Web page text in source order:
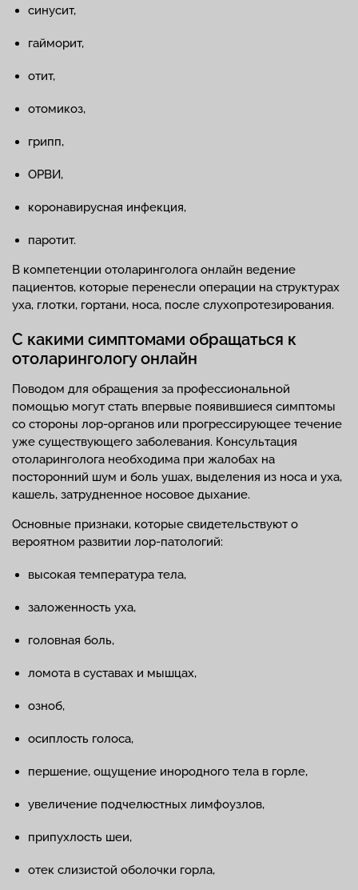
синусит,
гайморит,
отит,
отомикоз,
грипп,
ОРВИ,
коронавирусная инфекция,
паротит.
В компетенции отоларинголога онлайн ведение
пациентов, которые перенесли операции на структурах
уха, глотки, гортани, носа, после слухопротезирования.
С какими симптомами обращаться к
отоларингологу онлайн
Поводом для обращения за профессиональной
помощью могут стать впервые появившиеся симптомы
со стороны лор-органов или прогрессирующее течение
уже существующего заболевания. Консультация
отоларинголога необходима при жалобах на
посторонний шум и боль ушах, выделения из носа и уха,
кашель, затрудненное носовое дыхание.
Основные признаки, которые свидетельствуют о
вероятном развитии лор-патологий:
высокая температура тела,
заложенность уха,
головная боль,
ломота в суставах и мышцах,
озноб,
осиплость голоса,
першение, ощущение инородного тела в горле,
увеличение подчелюстных лимфоузлов,
припухлость шеи,
отек слизистой оболочки горла,